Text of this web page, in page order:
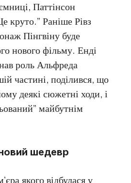
Паттінсон
круто.” Раніше Рівз
Пінгвіну буде
нового фільму. Енді
роль Альфреда
частині, поділився, що
деякі сюжетні ходи, і
майбутнім
шедевр